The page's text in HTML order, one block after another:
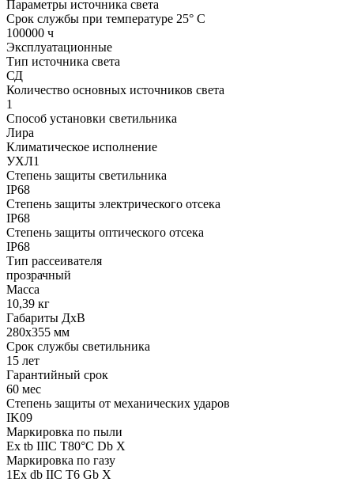
Параметры источника света
Срок службы при температуре 25° С
100000 ч
Эксплуатационные
Тип источника света
СД
Количество основных источников света
1
Способ установки светильника
Лира
Климатическое исполнение
УХЛ1
Степень защиты светильника
IP68
Степень защиты электрического отсека
IP68
Степень защиты оптического отсека
IP68
Тип рассеивателя
прозрачный
Масса
10,39 кг
Габариты ДхВ
280x355 мм
Срок службы светильника
15 лет
Гарантийный срок
60 мес
Степень защиты от механических ударов
IK09
Маркировка по пыли
Ex tb IIIC Т80°С Db X
Маркировка по газу
1Ex db IIC Т6 Gb X